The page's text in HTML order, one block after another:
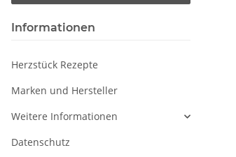
****®VIER
Gemüsemesser
52,85 €
cm
Informationen
Herzstück Rezepte
Marken und Hersteller
Weitere Informationen
Datenschutz